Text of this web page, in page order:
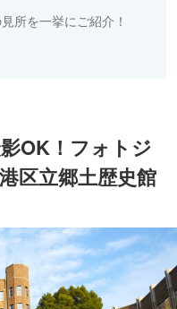
所を一挙にご紹介！
OK！フォトジ
区立郷土歴史館